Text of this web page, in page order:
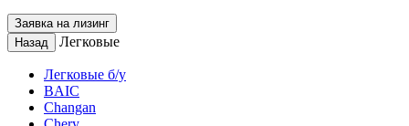
Заявка на лизинг
Назад
Легковые
Легковые б/у
BAIC
Changan